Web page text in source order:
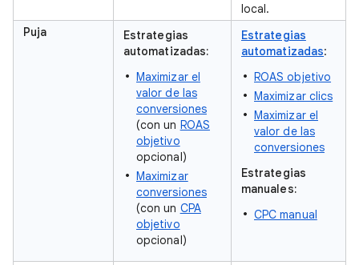
local.
Puja
Estrategias
automatizadas:
Maximizar el
valor de las
conversiones
(con un ROAS
objetivo
opcional)
Maximizar
conversiones
(con un CPA
objetivo
opcional)
Estrategias
automatizadas:
ROAS objetivo
Maximizar clics
Maximizar el
valor de las
conversiones
Estrategias
manuales:
CPC manual